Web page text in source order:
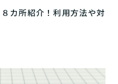
カ所紹介！利用方法や対